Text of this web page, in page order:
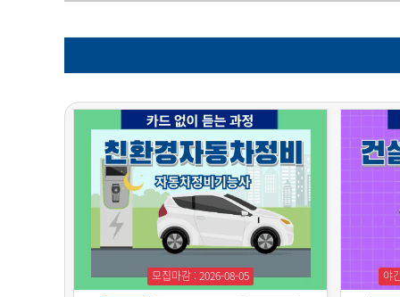
모집마감 : 2026-08-05
야